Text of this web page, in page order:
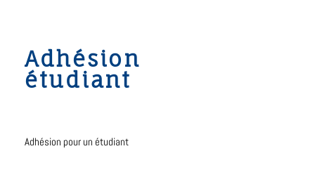
Adhésion
étudiant
Adhésion pour un étudiant